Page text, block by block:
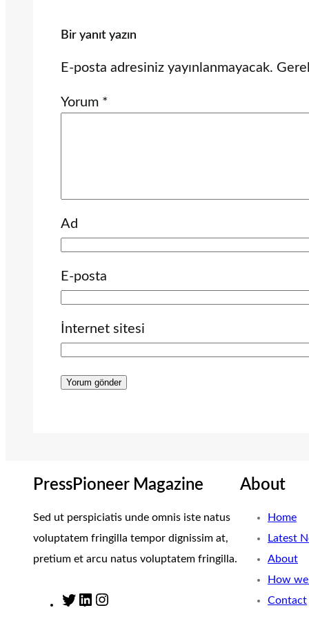
Bir yanıt yazın
E-posta adresiniz yayınlanmayacak.
Yorum *
Ad
E-posta
İnternet sitesi
PressPioneer Magazine
Sed ut perspiciatis unde omnis iste natus
voluptatem fringilla tempor dignissim at,
pretium et arcu natus voluptatem fringilla.
T
L
About
Home
Latest
About
How
Contact